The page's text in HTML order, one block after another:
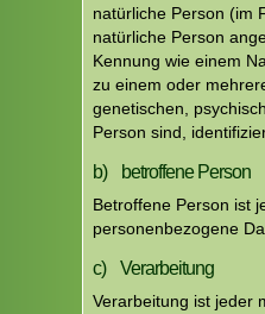
natürliche Person (im
natürliche Person
Kennung wie einem
zu einem oder
genetischen,
Person sind,
b) betroffene Person
Betroffene Person ist
personenbezogene
c) Verarbeitung
Verarbeitung ist jeder